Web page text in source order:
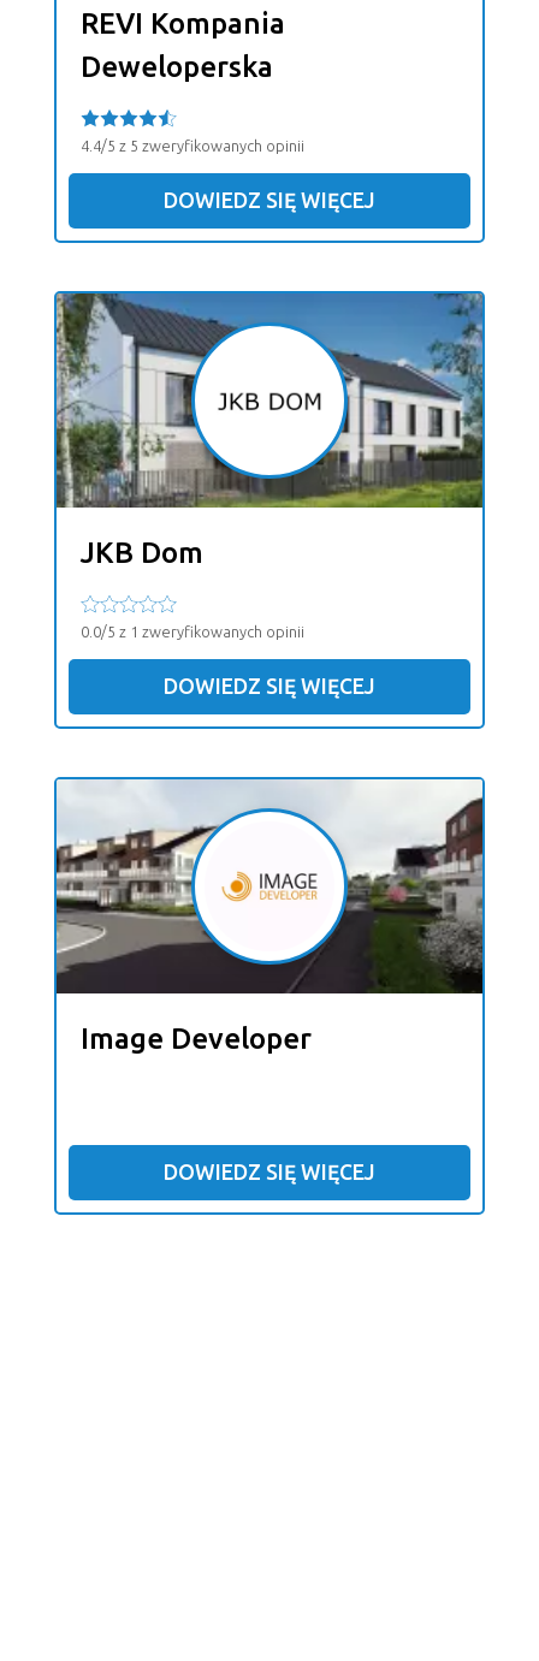
REVI Kompania
Deweloperska
4.4/5 z 5 zweryfikowanych opinii
DOWIEDZ SIĘ WIĘCEJ
JKB Dom
0.0/5 z 1 zweryfikowanych opinii
DOWIEDZ SIĘ WIĘCEJ
Image Developer
DOWIEDZ SIĘ WIĘCEJ